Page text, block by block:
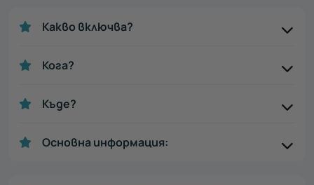
Какво включва?
Кога?
Къде?
Основна информация: